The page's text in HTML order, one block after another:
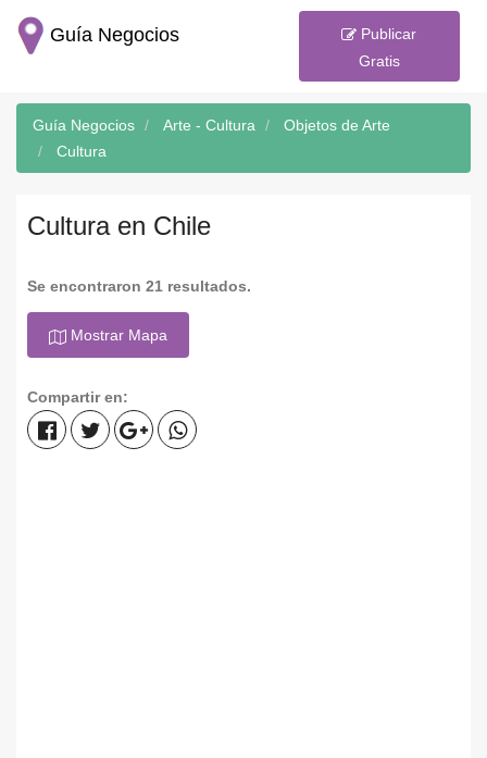
Guía Negocios
Publicar
Gratis
Guía Negocios Arte - Cultura
Objetos de Arte
Cultura
Cultura en Chile
Se encontraron 21 resultados.
Mostrar Mapa
Compartir en: